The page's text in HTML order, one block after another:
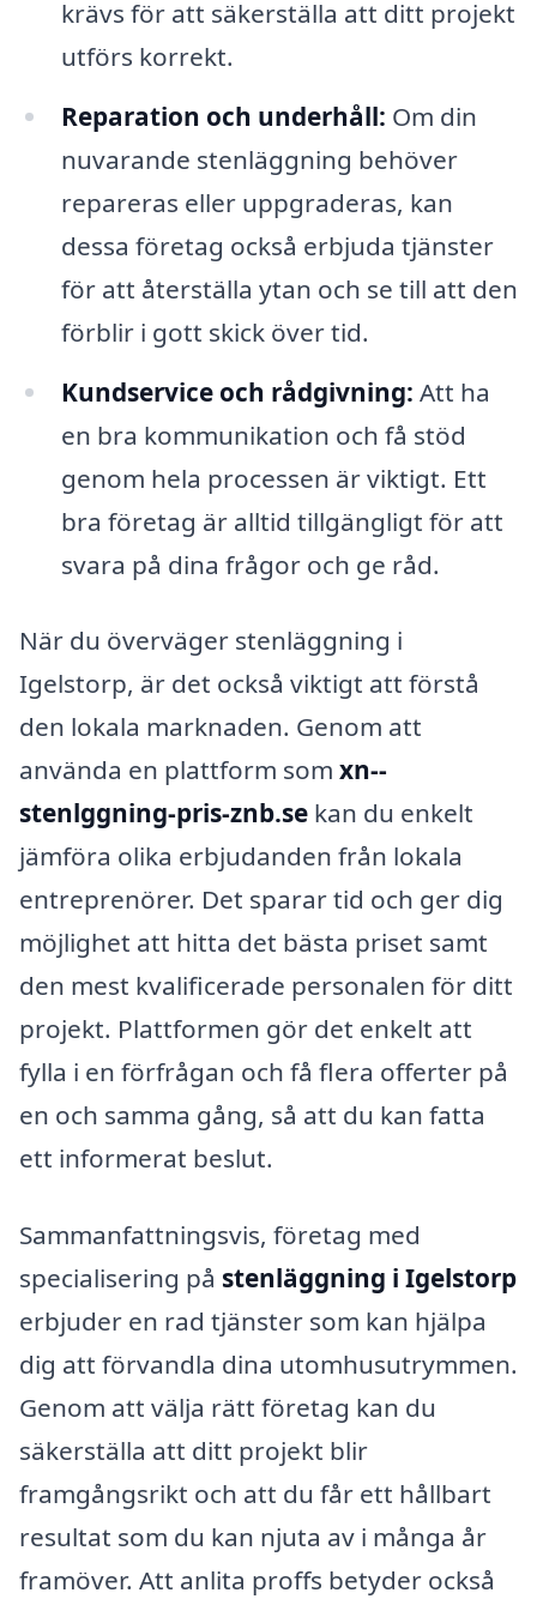
krävs för att säkerställa att ditt projekt
utförs korrekt.
Reparation och underhåll: Om din
nuvarande stenläggning behöver
repareras eller uppgraderas, kan
dessa företag också erbjuda tjänster
för att återställa ytan och se till att den
förblir i gott skick över tid.
Kundservice och rådgivning: Att ha
en bra kommunikation och få stöd
genom hela processen är viktigt. Ett
bra företag är alltid tillgängligt för att
svara på dina frågor och ge råd.
När du överväger stenläggning i
Igelstorp, är det också viktigt att förstå
den lokala marknaden. Genom att
använda en plattform som xn--
stenlggning-pris-znb.se kan du enkelt
jämföra olika erbjudanden från lokala
entreprenörer. Det sparar tid och ger dig
möjlighet att hitta det bästa priset samt
den mest kvalificerade personalen för ditt
projekt. Plattformen gör det enkelt att
fylla i en förfrågan och få flera offerter på
en och samma gång, så att du kan fatta
ett informerat beslut.
Sammanfattningsvis, företag med
specialisering på stenläggning i Igelstorp
erbjuder en rad tjänster som kan hjälpa
dig att förvandla dina utomhusutrymmen.
Genom att välja rätt företag kan du
säkerställa att ditt projekt blir
framgångsrikt och att du får ett hållbart
resultat som du kan njuta av i många år
framöver. Att anlita proffs betyder också